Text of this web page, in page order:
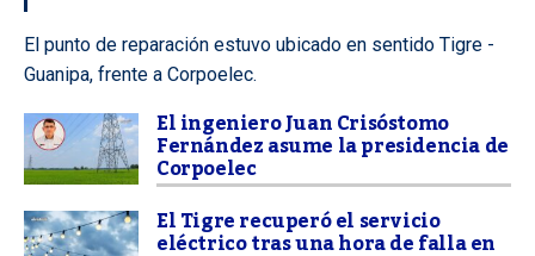
El punto de reparación estuvo ubicado en sentido Tigre -
Guanipa, frente a Corpoelec.
El ingeniero Juan Crisóstomo
Fernández asume la presidencia de
Corpoelec
El Tigre recuperó el servicio
eléctrico tras una hora de falla en